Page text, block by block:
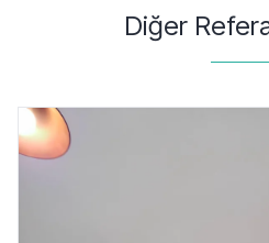
Diğer